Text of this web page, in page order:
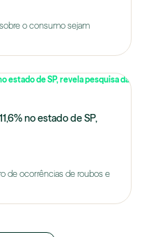
o consumo sejam
no estado de SP,
de ocorrências de roubos e